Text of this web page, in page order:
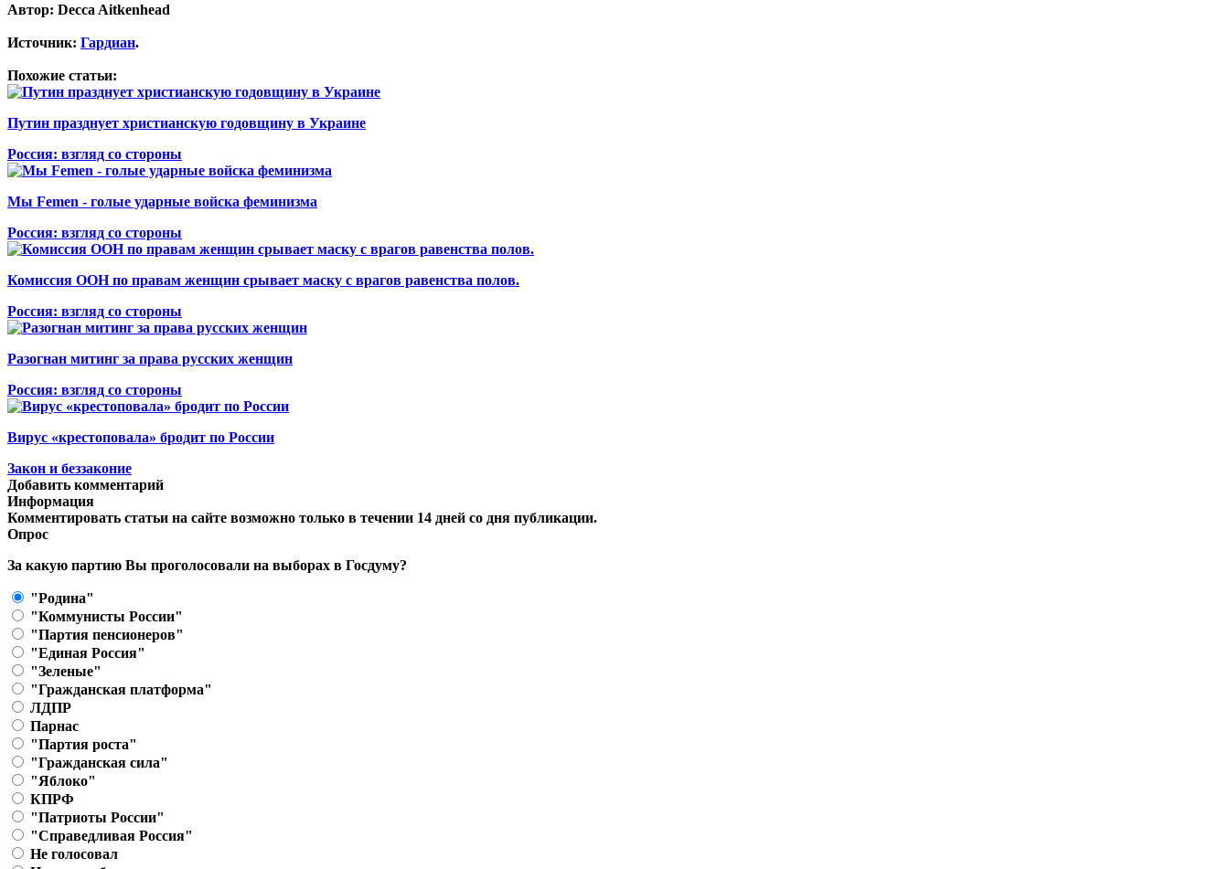
Автор: Decca Aitkenhead
Источник: Гардиан.
Похожие статьи:
Путин празднует христианскую годовщину в Украине
Россия: взгляд со стороны
Мы Femen - голые ударные войска феминизма
Россия: взгляд со стороны
Комиссия ООН по правам женщин срывает маску с врагов равенства полов.
Россия: взгляд со стороны
Разогнан митинг за права русских женщин
Россия: взгляд со стороны
Вирус «крестоповала» бродит по России
Закон и беззаконие
Добавить комментарий
Информация
Комментировать статьи на сайте возможно только в течении 14 дней со дня публикации.
Опрос
За какую партию Вы проголосовали на выборах в Госдуму?
"Родина"
"Коммунисты России"
"Партия пенсионеров"
"Единая Россия"
"Зеленые"
"Гражданская платформа"
ЛДПР
Парнас
"Партия роста"
"Гражданская сила"
"Яблоко"
КПРФ
"Патриоты России"
"Справедливая Россия"
Не голосовал